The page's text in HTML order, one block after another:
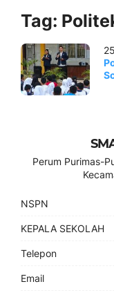
Tag:
Perum Purimas-
NSPN
KEPALA SEKOLAH
Telepon
Email